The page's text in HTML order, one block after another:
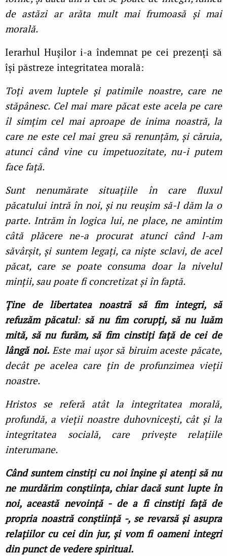
de astăzi ar arăta mult mai frumoasă și mai
morală.
Ierarhul Hușilor i-a îndemnat pe cei prezenți să
își păstreze integritatea morală:
Toți avem luptele și patimile noastre, care ne
stăpânesc. Cel mai mare păcat este acela pe care
îl simțim cel mai aproape de inima noastră, la
care ne este cel mai greu să renunțăm, și căruia,
atunci când vine cu impetuozitate, nu-i putem
face față.
Sunt nenumărate situațiile în care fluxul
păcatului intră în noi, și nu reușim să-l dăm la o
parte. Intrăm în logica lui, ne place, ne amintim
câtă plăcere ne-a procurat atunci când l-am
săvârșit, și suntem legați, ca niște sclavi, de acel
păcat, care se poate consuma doar la nivelul
minții, sau poate fi concretizat și în faptă.
Ține de libertatea noastră să fim integri, să
refuzăm păcatul: să nu fim corupți, să nu luăm
mită, să nu furăm, să fim cinstiți față de cei de
lângă noi.Este mai ușor să biruim aceste păcate,
decât pe acelea care țin de profunzimea vieții
noastre.
Hristos se referă atât la integritatea morală,
profundă, a vieții noastre duhovnicești, cât și la
integritatea socială, care privește relațiile
interumane.
Când suntem cinstiți cu noi înșine și atenți să nu
ne murdărim conștiința, chiar dacă sunt lupte în
noi, această nevoință - de a fi cinstiți față de
propria noastră conștiință -, se revarsă și asupra
relațiilor cu cei din jur, și vom fi oameni integri
din punct de vedere spiritual.